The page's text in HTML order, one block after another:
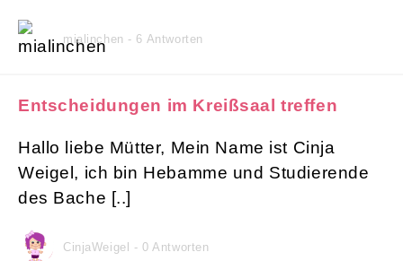
mialinchen - 6 Antworten
Entscheidungen im Kreißsaal treffen
Hallo liebe Mütter, Mein Name ist Cinja
Weigel, ich bin Hebamme und Studierende
des Bache [..]
CinjaWeigel - 0 Antworten